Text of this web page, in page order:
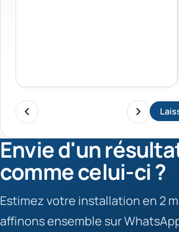
Envie d'un
comme celui-ci ?
Estimez votre installation en 2
affinons ensemble sur